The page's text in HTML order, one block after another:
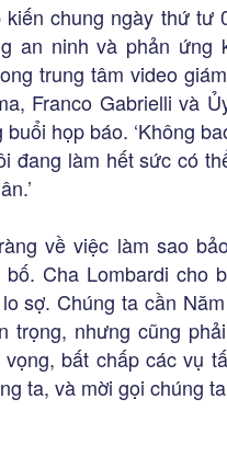
kiến chung ngày thứ
an ninh và phản ứng
trung tâm video
Franco Gabrielli và
buổi họp báo. ‘Không
đang làm hết sức có
về việc làm sao
bố. Cha Lombardi cho
sợ. Chúng ta cần
trọng, nhưng cũng
bất chấp các vụ
ta, và mời gọi chúng